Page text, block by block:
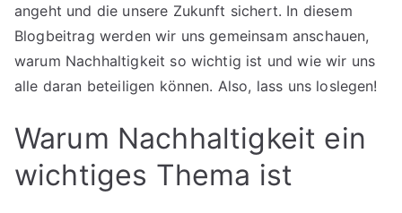
angeht und die unsere Zukunft sichert. In diesem
Blogbeitrag werden wir uns gemeinsam anschauen,
warum Nachhaltigkeit so wichtig ist und wie wir uns
alle daran beteiligen können. Also, lass uns loslegen!
Warum Nachhaltigkeit ein
wichtiges Thema ist